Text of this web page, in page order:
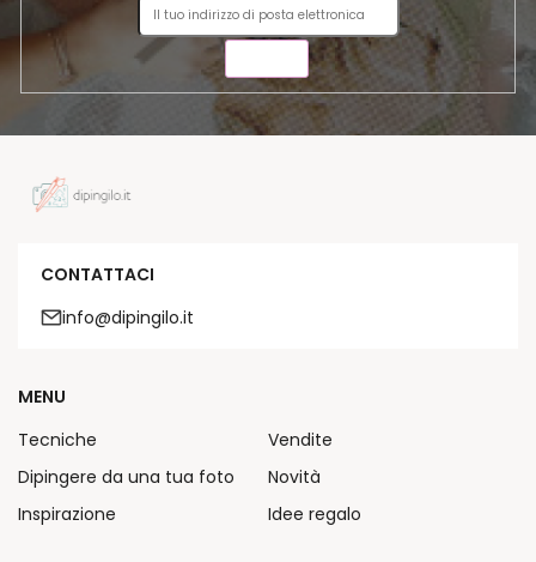
CONTATTACI
info@dipingilo.it
MENU
Tecniche
Dipingere da una tua foto
Inspirazione
Vendite
Novità
Idee regalo